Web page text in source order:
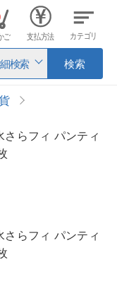
検索 検索
ご 支払方法 カテゴリ
らフィ パンティ
らフィ パンティ